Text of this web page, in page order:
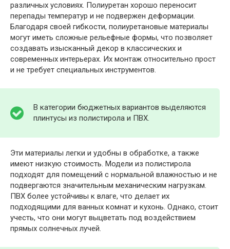
различных условиях. Полиуретан хорошо переносит
перепады температур и не подвержен деформации.
Благодаря своей гибкости, полиуретановые материалы
могут иметь сложные рельефные формы, что позволяет
создавать изысканный декор в классических и
современных интерьерах. Их монтаж относительно прост
и не требует специальных инструментов.
В категории бюджетных вариантов выделяются
плинтусы из полистирола и ПВХ.
Эти материалы легки и удобны в обработке, а также
имеют низкую стоимость. Модели из полистирола
подходят для помещений с нормальной влажностью и не
подвергаются значительным механическим нагрузкам.
ПВХ более устойчивы к влаге, что делает их
подходящими для ванных комнат и кухонь. Однако, стоит
учесть, что они могут выцветать под воздействием
прямых солнечных лучей.